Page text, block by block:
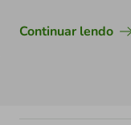
Continuar lendo